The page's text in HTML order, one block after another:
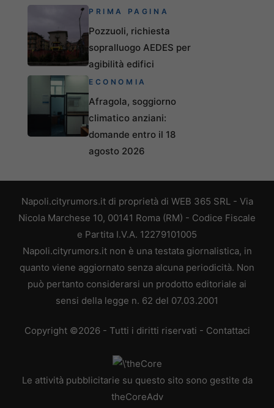
PRIMA PAGINA
Pozzuoli, richiesta
sopralluogo AEDES per
agibilità edifici
ECONOMIA
Afragola, soggiorno
climatico anziani:
domande entro il 18
agosto 2026
Napoli.cityrumors.it di proprietà di WEB 365 SRL - Via
Nicola Marchese 10, 00141 Roma (RM) - Codice Fiscale
e Partita I.V.A. 12279101005
Napoli.cityrumors.it non è una testata giornalistica, in
quanto viene aggiornato senza alcuna periodicità. Non
può pertanto considerarsi un prodotto editoriale ai
sensi della legge n. 62 del 07.03.2001
Copyright ©2026 - Tutti i diritti riservati - Contattaci
Le attività pubblicitarie su questo sito sono gestite da
theCoreAdv